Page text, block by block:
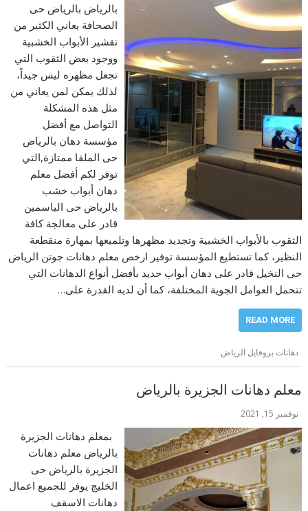
بالرياض بالرياض حى
الصحافة يعاني الكثير من
تقشير الأبواب الخشبية
ووجود بعض الثقوب التي
تجعل مظهره ليس جيداً،
لذلك يمكن لمن يعاني من
مثل هذه المشكلة
التواصل مع أفضل
مؤسسة دهان بالرياض
حى الملقا ممتازة,التي
توفر لكم أفضل معلم
دهان أبواب خشب
بالرياض حى الياسمين
قادر على معالجة كافة
الثقوب بالأبواب الخشبية وتجديد مظهرها وتلميعها بمهارة منقطعة
النظير، كما تستطيع المؤسسة توفير ارخص معلم دهانات جوتن الرياض
حى النخيل قادر على دهان أبواب حديد بأفضل أنواع الدهانات التي
تتحمل العوامل الجوية المختلفة، كما أن لديه القدرة على…
READ MORE
دهانات بروفايل الرياض
معلم دهانات الجزيرة بالرياض
نوفمبر 15, 2021
بمعلم دهانات الجزيرة
بالرياض معلم دهانات
الجزيرة بالرياض حى
الخليج يوفر للجميع اعمال
دهانات الاسقف